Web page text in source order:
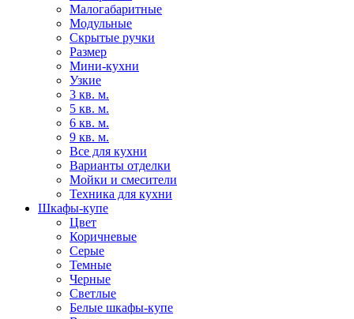
Малогабаритные
Модульные
Скрытые ручки
Размер
Мини-кухни
Узкие
3 кв. м.
5 кв. м.
6 кв. м.
9 кв. м.
Все для кухни
Варианты отделки
Мойки и смесители
Техника для кухни
Шкафы-купе
Цвет
Коричневые
Серые
Темные
Черные
Светлые
Белые шкафы-купе